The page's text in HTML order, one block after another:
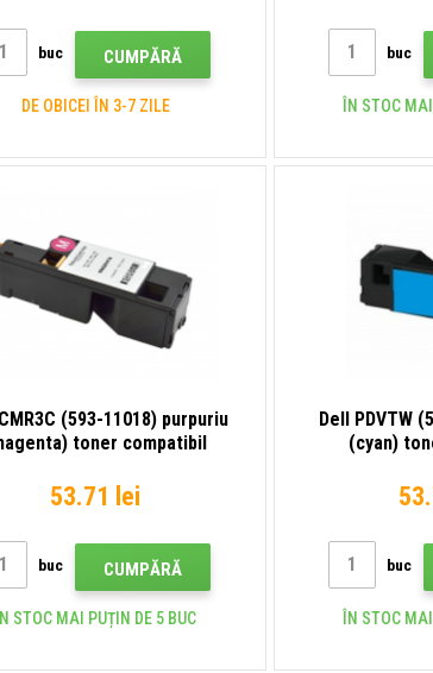
buc CUMPĂRĂ
DE OBICEI ÎN 3-7 ZILE
buc
ÎN STOC
(593-11018) purpuriu
toner compatibil
53.71 lei
buc CUMPĂRĂ
STOC MAI PUȚIN DE 5 BUC
Dell PDVTW
(cyan)
buc
ÎN STOC